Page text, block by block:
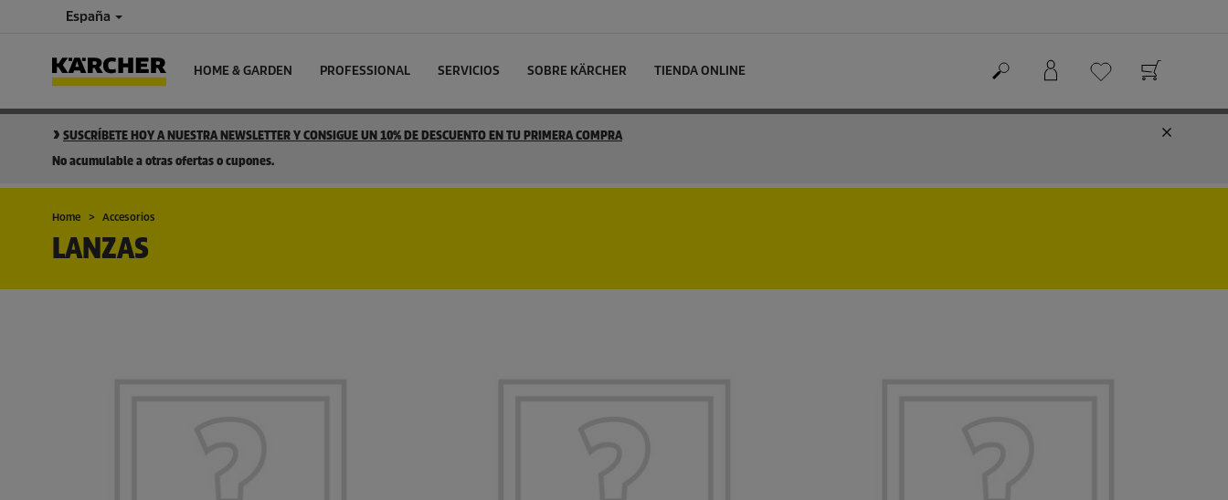
España
HOME & GARDEN PROFESSIONAL SERVICIOS SOBRE KÄRCHER TIENDA ONLINE
SUSCRÍBETE HOY A NUESTRA NEWSLETTER Y CONSIGUE UN 10% DE DESCUENTO EN TU PRIMERA COMPRA
No acumulable a otras ofertas o cupones.
Home Accesorios
LANZAS